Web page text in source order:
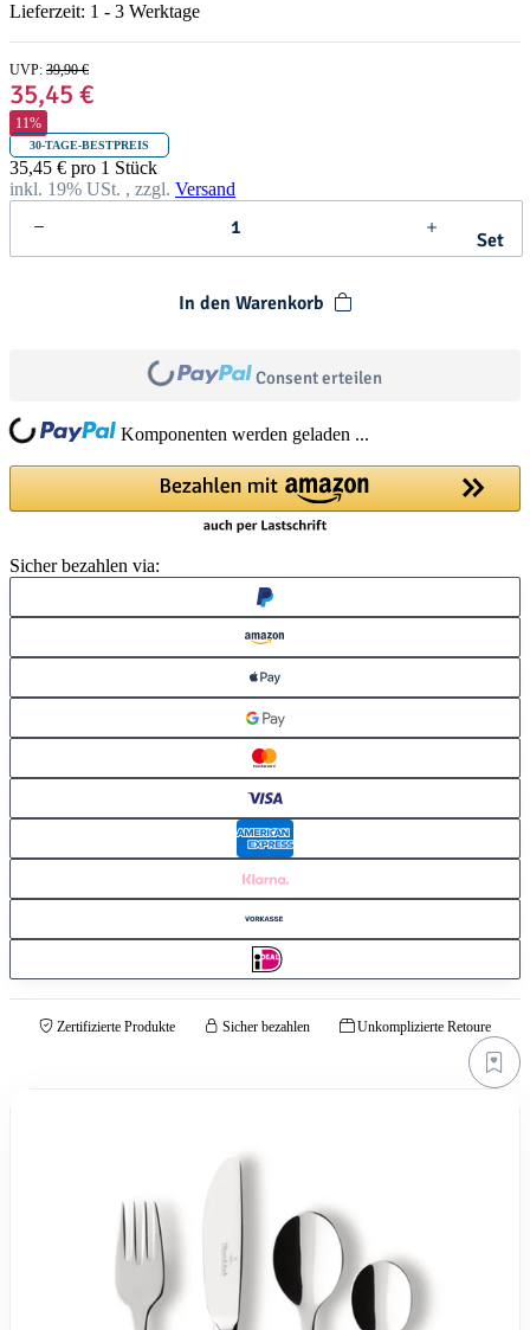
Lieferzeit: 1 - 3 Werktage
UVP: 39,90 €
35,45 €
11%
30-TAGE-BESTPREIS
35,45 € pro 1 Stück
inkl. 19% USt. , zzgl. Versand
Set
In den Warenkorb
Loading... Consent erteilen
Loading... Komponenten werden geladen ...
Sicher bezahlen via:
Zertifizierte Produkte Sicher bezahlen Unkomplizierte Retoure